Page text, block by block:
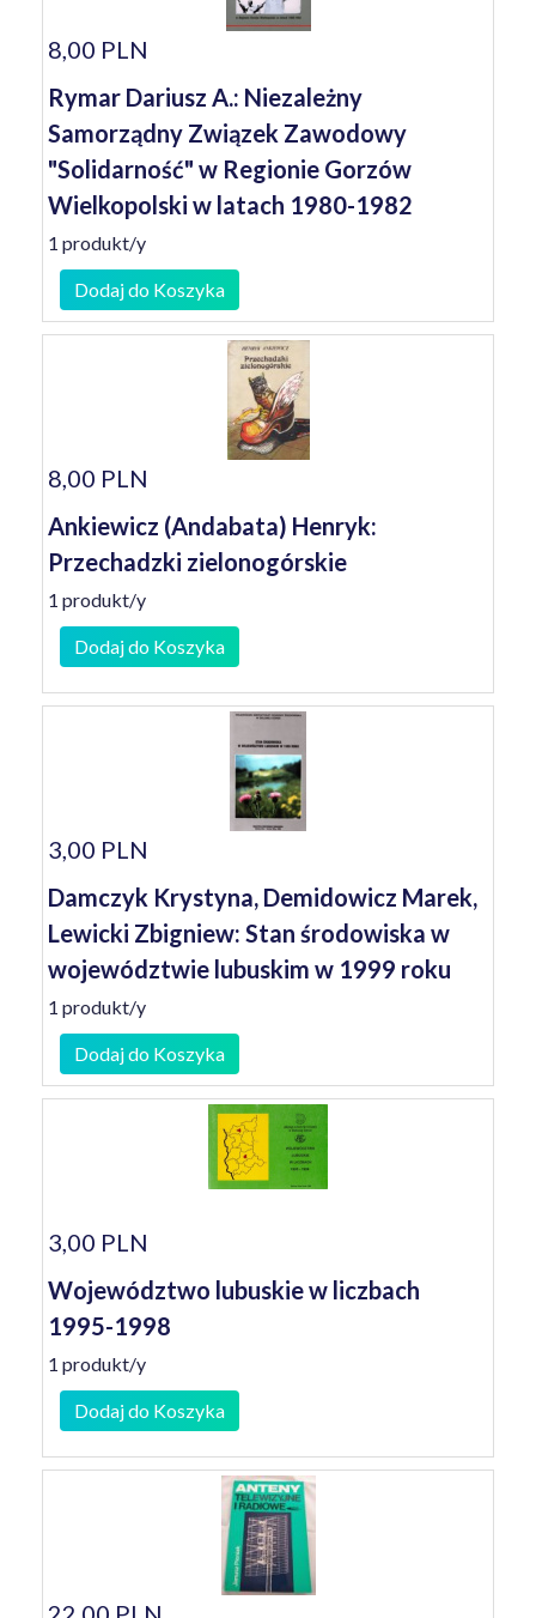
8,00 PLN
Rymar Dariusz A.: Niezależny
Samorządny Związek Zawodowy
"Solidarność" w Regionie Gorzów
Wielkopolski w latach 1980-1982
1 produkt/y
Dodaj do Koszyka
8,00 PLN
Ankiewicz (Andabata) Henryk:
Przechadzki zielonogórskie
1 produkt/y
Dodaj do Koszyka
3,00 PLN
Damczyk Krystyna, Demidowicz Marek,
Lewicki Zbigniew: Stan środowiska w
województwie lubuskim w 1999 roku
1 produkt/y
Dodaj do Koszyka
3,00 PLN
Województwo lubuskie w liczbach
1995-1998
1 produkt/y
Dodaj do Koszyka